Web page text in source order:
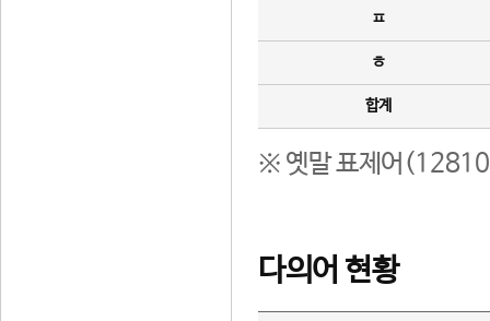
ㅍ
ㅎ
합계
※ 옛말 표제어(12810
다의어 현황